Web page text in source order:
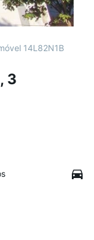
14L82N1B
3